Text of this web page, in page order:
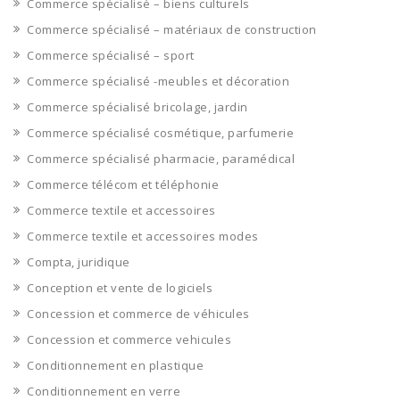
Commerce spécialisé – biens culturels
Commerce spécialisé – matériaux de construction
Commerce spécialisé – sport
Commerce spécialisé -meubles et décoration
Commerce spécialisé bricolage, jardin
Commerce spécialisé cosmétique, parfumerie
Commerce spécialisé pharmacie, paramédical
Commerce télécom et téléphonie
Commerce textile et accessoires
Commerce textile et accessoires modes
Compta, juridique
Conception et vente de logiciels
Concession et commerce de véhicules
Concession et commerce vehicules
Conditionnement en plastique
Conditionnement en verre